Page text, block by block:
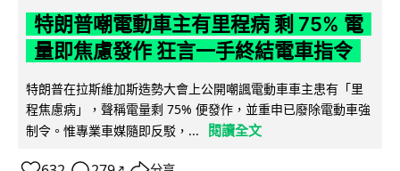
特朗普嘲電動車主有里程病 剩 75% 電
量即焦慮發作 狂言一手終結電車指令
特朗普在拉斯維加斯造勢大會上公開嘲諷電動車車主患有「里
程焦慮病」，聲稱電量剩 75% 便發作，並重申已廢除電動車強
制令。惟專業車媒隨即反駁，...
閱讀全文